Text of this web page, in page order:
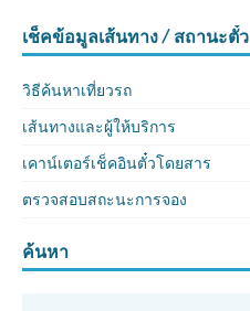
เช็คข้อมูลเส้นทาง / สถานะตั๋ว
วิธีค้นหาเที่ยวรถ
เส้นทางและผู้ให้บริการ
เคาน์เตอร์เช็คอินตั๋วโดยสาร
ตรวจสอบสถะนะการจอง
ค้นหา